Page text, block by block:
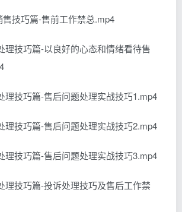
技巧篇-售前工作禁总.mp4
理技巧篇-以良好的心态和情绪看待售
理技巧篇-售后问题处理实战技巧1.mp4
理技巧篇-售后问题处理实战技巧2.mp4
理技巧篇-售后问题处理实战技巧3.mp4
理技巧篇-投诉处理技巧及售后工作禁